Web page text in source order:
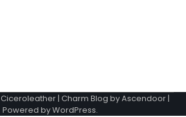
Ciceroleather | Charm Blog byAscendoor |
Powered byWordPress.